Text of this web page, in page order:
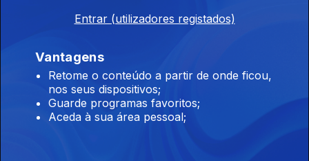
05 dez. 2016
Entrar (utilizadores registados)
Vantagens
Retome o conteúdo a partir de onde ficou,
nos seus dispositivos;
Guarde programas favoritos;
Aceda à sua área pessoal;